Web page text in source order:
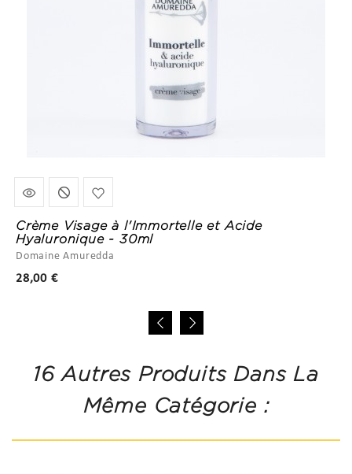
Crème Visage à l'Immortelle et Acide
Hyaluronique - 30ml
Domaine Amuredda
28,00 €
16 Autres Produits Dans La
Même Catégorie :